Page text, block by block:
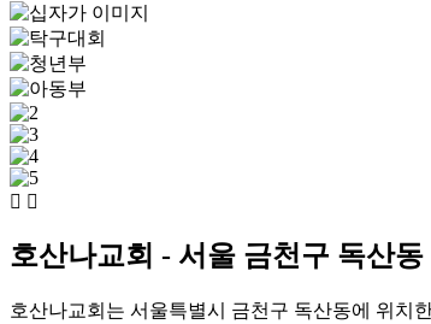
호산나교회 - 서울 금천구 독산동
호산나교회는 서울특별시 금천구 독산동에 위치